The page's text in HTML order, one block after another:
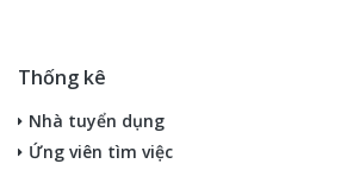
Thống kê
Nhà tuyển dụng
Ứng viên tìm việc